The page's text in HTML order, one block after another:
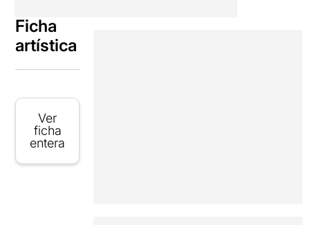
Ficha
artística
Ver
ficha
entera